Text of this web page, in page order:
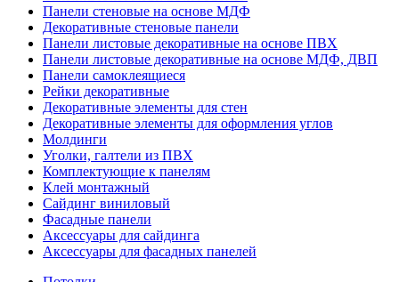
Панели стеновые на основе МДФ
Декоративные стеновые панели
Панели листовые декоративные на основе ПВХ
Панели листовые декоративные на основе МДФ, ДВП
Панели самоклеящиеся
Рейки декоративные
Декоративные элементы для стен
Декоративные элементы для оформления углов
Молдинги
Уголки, галтели из ПВХ
Комплектующие к панелям
Клей монтажный
Сайдинг виниловый
Фасадные панели
Аксессуары для сайдинга
Аксессуары для фасадных панелей